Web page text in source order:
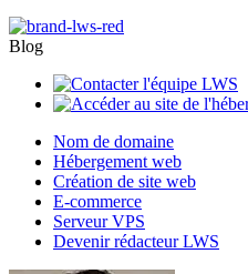
Blog
Nom de domaine
Hébergement web
Création de site web
E-commerce
Serveur VPS
Devenir rédacteur LWS